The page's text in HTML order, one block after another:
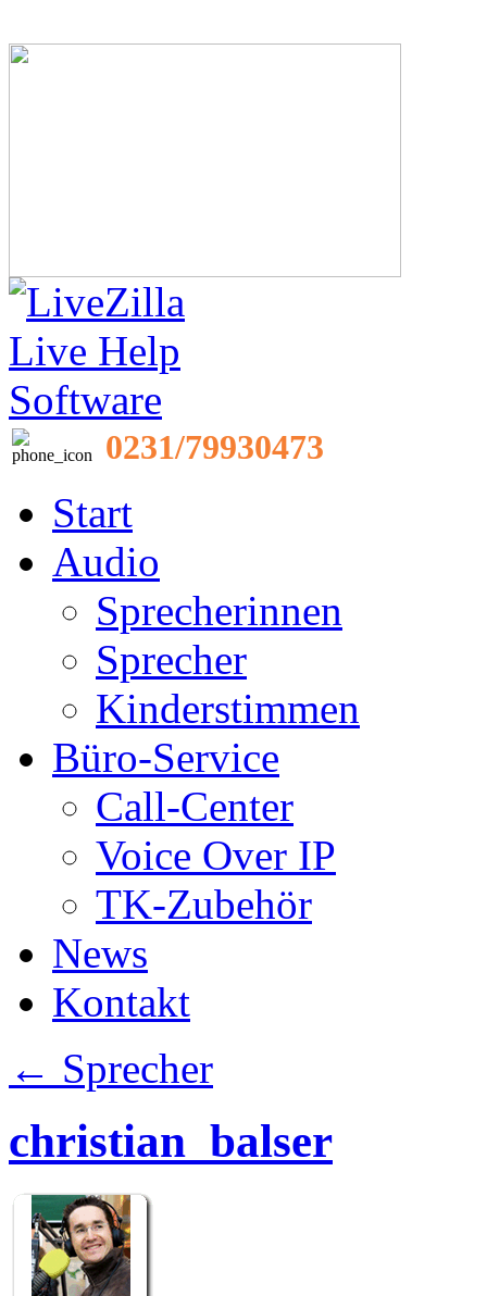
0231/79930473
Start
Audio
Sprecherinnen
Sprecher
Kinderstimmen
Büro-Service
Call-Center
Voice Over IP
TK-Zubehör
News
Kontakt
← Sprecher
christian_balser